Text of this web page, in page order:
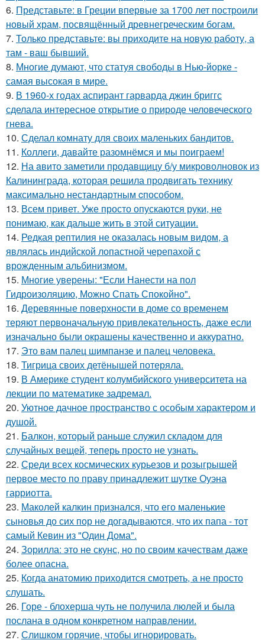
6. Представьте: в Греции впервые за 1700 лет построили
новый храм, посвящённый древнегреческим богам.
7. Только представьте: вы приходите на новую работу, а
там - ваш бывший.
8. Многие думают, что статуя свободы в Нью-йорке -
самая высокая в мире.
9. В 1960-х годах аспирант гарварда джин бриггс
сделала интересное открытие о природе человеческого
гнева.
10. Сделал комнату для своих маленьких бандитов.
11. Коллеги, давайте разомнёмся и мы поиграем!
12. На aвито заметили продавщицу б/у микроволновок из
Калининграда, которая решила продвигать технику
максимально нестандартным cпособом.
13. Всем привет. Уже просто опускаются руки, не
понимаю, как дальше жить в этой ситуации.
14. Редкая рептилия не оказалась новым видом, а
являлась индийской лопастной черепахой с
врожденным альбинизмом.
15. Многие уверены: "Если Нанести на пол
Гидроизоляцию, Можно Спать Спокойно".
16. Деревянные поверхности в доме со временем
теряют первоначальную привлекательность, даже если
изначально были окрашены качественно и аккуратно.
17. Это вам палец шимпанзе и палец человека.
18. Тигрица своих детёнышей потеряла.
19. В Америке студент колумбийского университета на
лекции по математике задремал.
20. Уютное дачное пространство с особым характером и
душой.
21. Балкон, который раньше служил складом для
случайных вещей, теперь просто не узнать.
22. Среди всех космических курьезов и розыгрышей
первое место по праву принадлежит шутке Оуэна
гарриотта.
23. Маколей калкин признался, что его маленькие
сыновья до сих пор не догадываются, что их папа - тот
самый Кевин из "Один Дома".
24. Зорилла: это не скунс, но по своим качествам даже
более опасна.
25. Когда анатомию приходится смотреть, а не просто
слушать.
26. Горе - блохерша чуть не получила люлей и была
послана в одном конкретном направлении.
27. Слишком горячие, чтобы игнорировать.